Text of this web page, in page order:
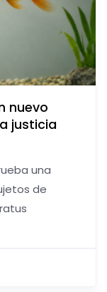
nuevo
justicia
una
de